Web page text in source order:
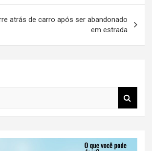
atrás de carro após ser abandonado
em estrada